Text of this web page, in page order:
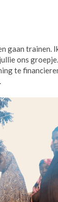
gaan trainen.
ons groepje.
te